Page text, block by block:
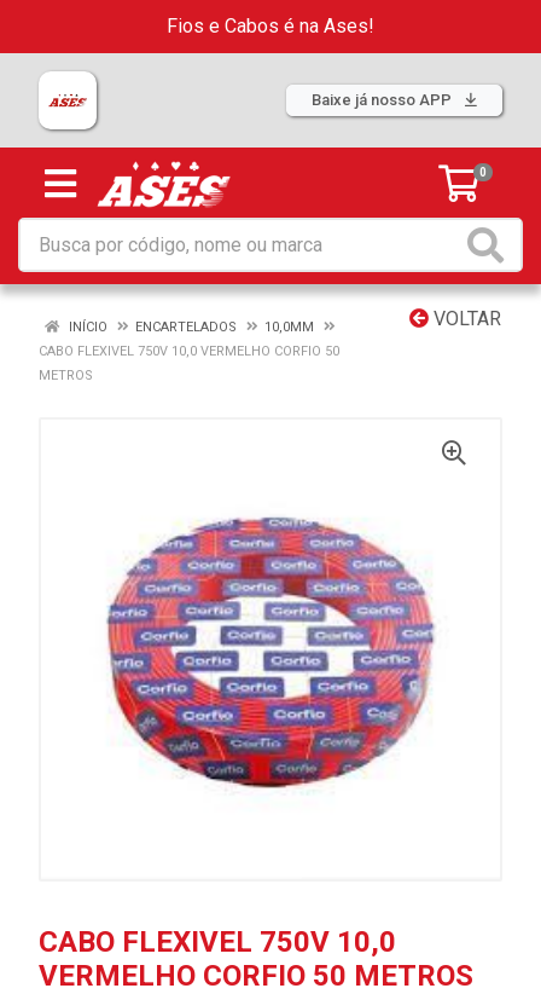
Fios e Cabos é na Ases!
Baixe já nosso APP
0
VOLTAR
INÍCIO ENCARTELADOS
10,0MM
CABO FLEXIVEL 750V 10,0 VERMELHO CORFIO 50
METROS
CABO FLEXIVEL 750V 10,0
VERMELHO CORFIO 50 METROS